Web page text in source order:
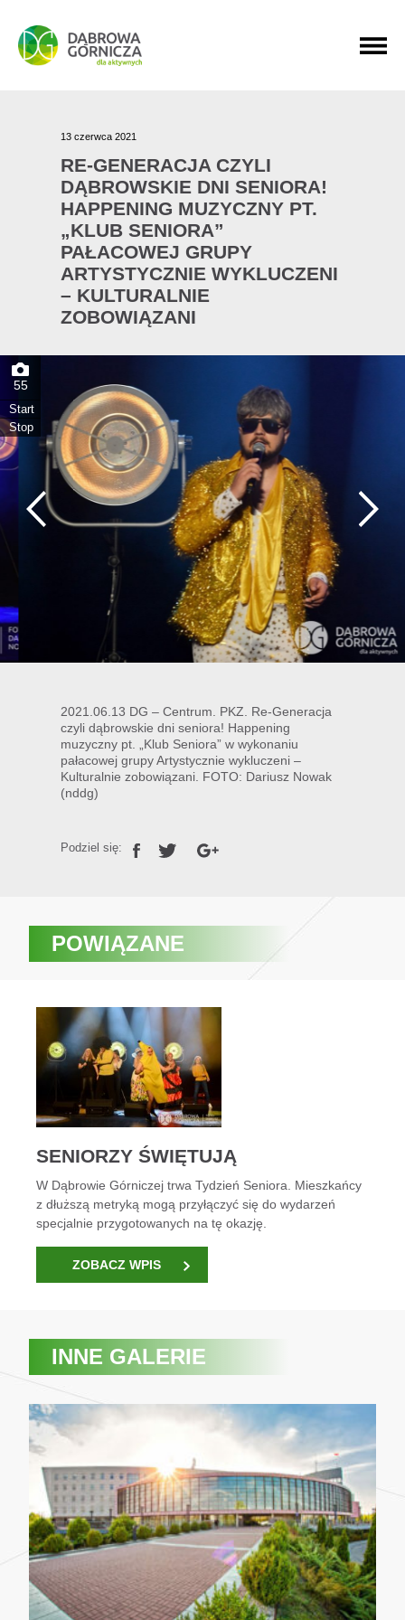
PRZEJDŹ DO MENU GŁÓWNEGO
PRZEJDŹ DO WYSZUKIWARKI
PRZEJDŹ DO TREŚCI
13 czerwca 2021
RE-GENERACJA CZYLI
DĄBROWSKIE DNI SENIORA!
HAPPENING MUZYCZNY PT.
„KLUB SENIORA”
PAŁACOWEJ GRUPY
ARTYSTYCZNIE WYKLUCZENI
– KULTURALNIE
ZOBOWIĄZANI
55
Start
Stop
2021.06.13 DG – Centrum. PKZ. Re-Generacja
czyli dąbrowskie dni seniora! Happening
muzyczny pt. „Klub Seniora” w wykonaniu
pałacowej grupy Artystycznie wykluczeni –
Kulturalnie zobowiązani. FOTO: Dariusz Nowak
(nddg)
Podziel się:
POWIĄZANE
SENIORZY ŚWIĘTUJĄ
W Dąbrowie Górniczej trwa Tydzień Seniora. Mieszkańcy
z dłuższą metryką mogą przyłączyć się do wydarzeń
specjalnie przygotowanych na tę okazję.
ZOBACZ WPIS
INNE GALERIE